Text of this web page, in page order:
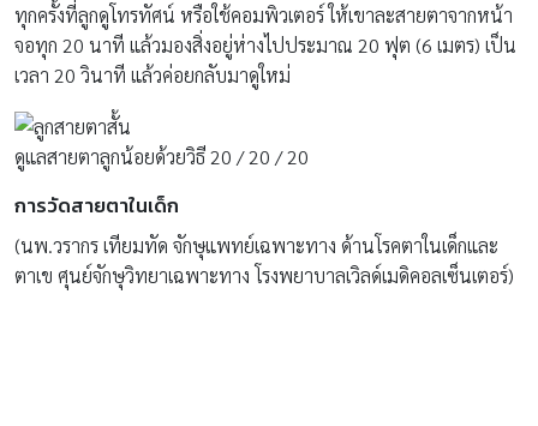
ทุกครั้งที่ลูกดูโทรทัศน์ หรือใช้คอมพิวเตอร์ ให้เขาละสายตาจากหน้า
จอทุก 20 นาที แล้วมองสิ่งอยู่ห่างไปประมาณ 20 ฟุต (6 เมตร) เป็น
เวลา 20 วินาที แล้วค่อยกลับมาดูใหม่
ดูแลสายตาลูกน้อยด้วยวิธี 20 / 20 / 20
การวัดสายตาในเด็ก
(นพ.วรากร เทียมทัด จักษุแพทย์เฉพาะทาง ด้านโรคตาในเด็กและ
ตาเข ศุนย์จักษุวิทยาเฉพาะทาง โรงพยาบาลเวิลด์เมดิคอลเซ็นเตอร์)